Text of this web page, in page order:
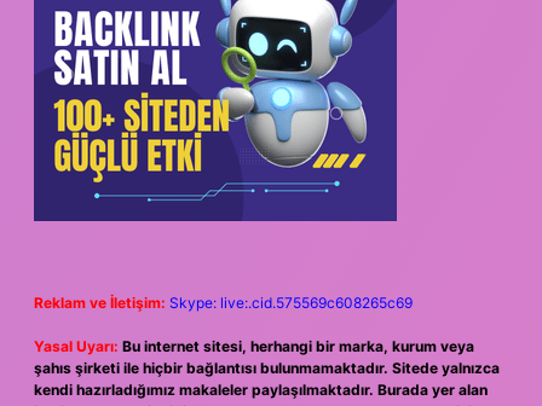
Reklam ve İletişim: Skype: live:.cid.575569c608265c69
Yasal Uyarı: Bu internet sitesi, herhangi bir marka, kurum veya
şahıs şirketi ile hiçbir bağlantısı bulunmamaktadır. Sitede yalnızca
kendi hazırladığımız makaleler paylaşılmaktadır. Burada yer alan